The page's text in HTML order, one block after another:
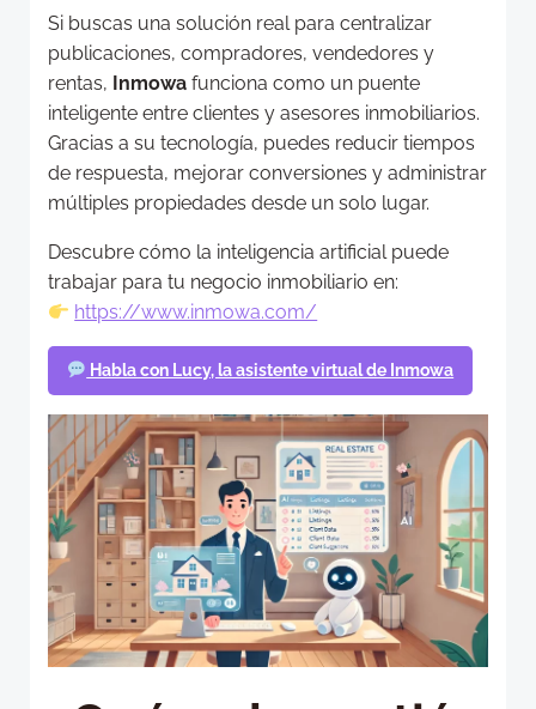
Si buscas una solución real para centralizar
publicaciones, compradores, vendedores y
rentas, Inmowa funciona como un puente
inteligente entre clientes y asesores inmobiliarios.
Gracias a su tecnología, puedes reducir tiempos
de respuesta, mejorar conversiones y administrar
múltiples propiedades desde un solo lugar.
Descubre cómo la inteligencia artificial puede
trabajar para tu negocio inmobiliario en:
https://www.inmowa.com/
Habla con Lucy, la asistente virtual de Inmowa